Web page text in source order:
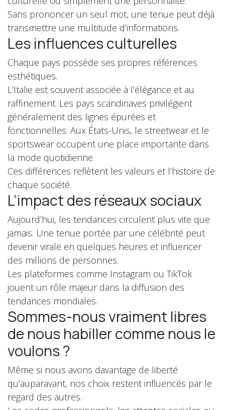
Sans prononcer un seul mot, une tenue peut déjà
transmettre une multitude d’informations.
Les influences culturelles
Chaque pays possède ses propres références
esthétiques.
L’Italie est souvent associée à l’élégance et au
raffinement. Les pays scandinaves privilégient
généralement des lignes épurées et
fonctionnelles. Aux États-Unis, le streetwear et le
sportswear occupent une place importante dans
la mode quotidienne.
Ces différences reflètent les valeurs et l’histoire de
chaque société.
L’impact des réseaux sociaux
Aujourd’hui, les tendances circulent plus vite que
jamais. Une tenue portée par une célébrité peut
devenir virale en quelques heures et influencer
des millions de personnes.
Les plateformes comme Instagram ou TikTok
jouent un rôle majeur dans la diffusion des
tendances mondiales.
Sommes-nous vraiment libres
de nous habiller comme nous le
voulons ?
Même si nous avons davantage de liberté
qu’auparavant, nos choix restent influencés par le
regard des autres.